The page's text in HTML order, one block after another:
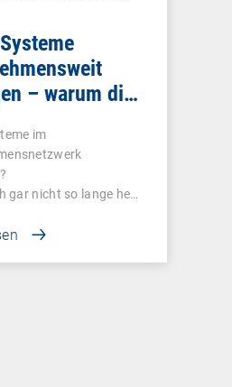
– warum die
ist
im
gar nicht so lange her,